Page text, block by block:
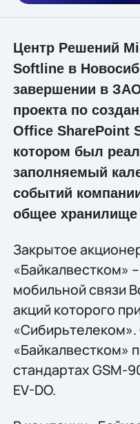
Центр Решений
Softline в
завершении в
проекта по
Office SharePoint
котором был
заполняемый
событий
общее хранилище
Закрытое
«Байкалвестком»
мобильной связи
акций которого
«Байкалвестком»
стандартах GSM-
EV-DO.